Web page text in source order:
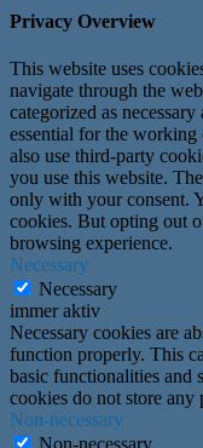
Privacy Overview
This website uses
navigate through the
categorized as
essential for the
also use third-party
you use this website.
only with your consent.
cookies. But opting out
browsing experience.
Necessary
Necessary
immer aktiv
Necessary cookies are
function properly. This
basic functionalities and
cookies do not store any
Non-necessary